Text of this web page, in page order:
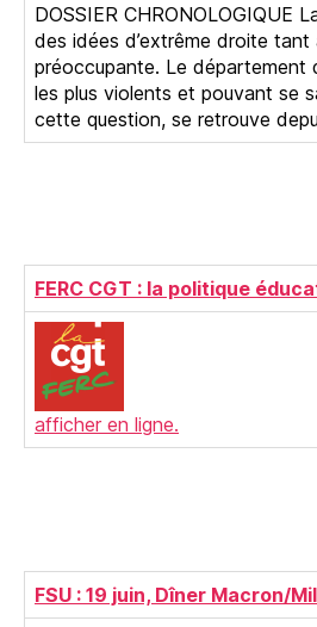
DOSSIER CHRONOLOGIQUE
des idées d’extrême droite tant
préoccupante. Le département
les plus violents et pouvant se
cette question, se retrouve
FERC CGT : la politique
afficher en ligne.
FSU : 19 juin, Dîner Macron/